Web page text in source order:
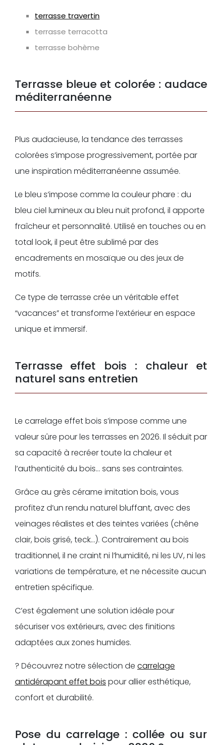
terrasse travertin
terrasse terracotta
terrasse bohème
Terrasse bleue et colorée : audace
méditerranéenne
Plus audacieuse, la tendance des terrasses
colorées s’impose progressivement, portée par
une inspiration méditerranéenne assumée.
Le bleu s’impose comme la couleur phare : du
bleu ciel lumineux au bleu nuit profond, il apporte
fraîcheur et personnalité. Utilisé en touches ou en
total look, il peut être sublimé par des
encadrements en mosaïque ou des jeux de
motifs.
Ce type de terrasse crée un véritable effet
“vacances” et transforme l’extérieur en espace
unique et immersif.
Terrasse effet bois : chaleur et
naturel sans entretien
Le carrelage effet bois s’impose comme une
valeur sûre pour les terrasses en 2026. Il séduit par
sa capacité à recréer toute la chaleur et
l’authenticité du bois… sans ses contraintes.
Grâce au grès cérame imitation bois, vous
profitez d’un rendu naturel bluffant, avec des
veinages réalistes et des teintes variées (chêne
clair, bois grisé, teck…). Contrairement au bois
traditionnel, il ne craint ni l’humidité, ni les UV, ni les
variations de température, et ne nécessite aucun
entretien spécifique.
C’est également une solution idéale pour
sécuriser vos extérieurs, avec des finitions
adaptées aux zones humides.
? Découvrez notre sélection de carrelage
antidérapant effet bois pour allier esthétique,
confort et durabilité.
Pose du carrelage : collée ou sur